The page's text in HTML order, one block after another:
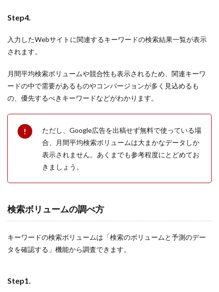
Step4.
入力したWebサイトに関連するキーワードの検索結果一覧が表示
されます。
月間平均検索ボリュームや競合性も表示されるため、関連キーワ
ードの中で需要があるものやコンバージョンが多く見込めるも
の、優先するべきキーワードなどがわかります。
ただし、Google広告を出稿せず無料で使っている場
合、月間平均検索ボリュームは大まかなデータしか
表示されません。あくまでも参考程度にとどめてお
きましょう。
検索ボリュームの調べ方
キーワードの検索ボリュームは「検索のボリュームと予測のデー
タを確認する」機能から調査できます。
Step1.